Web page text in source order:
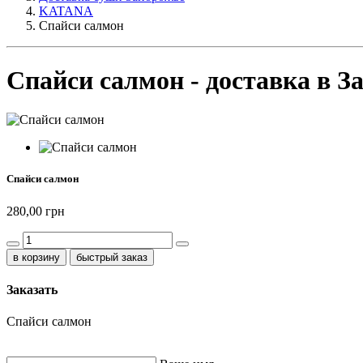
KATANA
Спайси салмон
Спайси салмон - доставка в
Спайси салмон
280,00 грн
быстрый заказ
Заказать
Спайси салмон